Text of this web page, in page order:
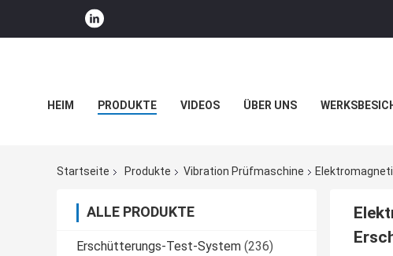
HEIM PRODUKTE VIDEOS ÜBER UNS
Startseite Produkte Vibration Prüfmaschine
ALLE PRODUKTE
Erschütterungs-Test-System (236)